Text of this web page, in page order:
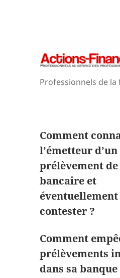
Professionnels de la
Comment
l’émetteur d’un
prélèvement
bancaire et
éventuellement
contester ?
Comment
prélèvements
dans sa banque